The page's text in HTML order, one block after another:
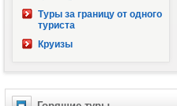
Туры за границу от одного
туриста
Круизы